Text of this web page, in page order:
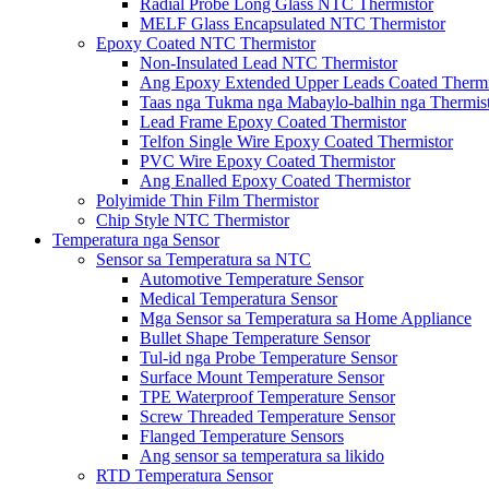
MELF Glass Encapsulated NTC Thermistor
Epoxy Coated NTC Thermistor
Non-Insulated Lead NTC Thermistor
Ang Epoxy Extended Upper Leads Coated
Taas nga Tukma nga Mabaylo-balhin nga
Lead Frame Epoxy Coated Thermistor
Telfon Single Wire Epoxy Coated Thermistor
PVC Wire Epoxy Coated Thermistor
Ang Enalled Epoxy Coated Thermistor
Polyimide Thin Film Thermistor
Chip Style NTC Thermistor
Temperatura nga Sensor
Sensor sa Temperatura sa NTC
Automotive Temperature Sensor
Medical Temperatura Sensor
Mga Sensor sa Temperatura sa Home Appliance
Bullet Shape Temperature Sensor
Tul-id nga Probe Temperature Sensor
Surface Mount Temperature Sensor
TPE Waterproof Temperature Sensor
Screw Threaded Temperature Sensor
Flanged Temperature Sensors
Ang sensor sa temperatura sa likido
RTD Temperatura Sensor